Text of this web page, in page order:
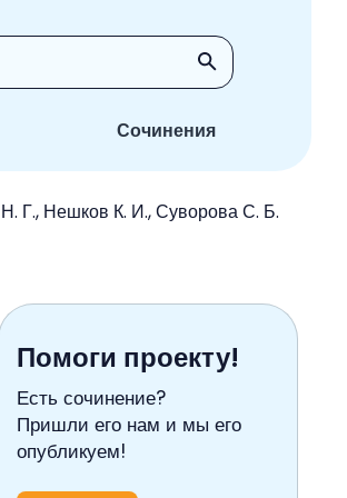
Сочинения
Г., Нешков К. И., Суворова С. Б.
Помоги проекту!
Есть сочинение?
Пришли его нам и мы его
опубликуем!